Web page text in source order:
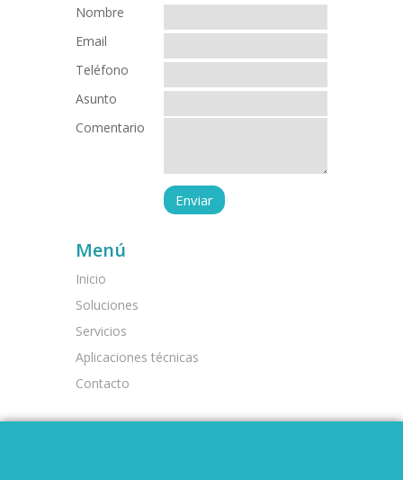
Nombre
Email
Teléfono
Asunto
Comentario
Menú
Inicio
Soluciones
Servicios
Aplicaciones técnicas
Contacto